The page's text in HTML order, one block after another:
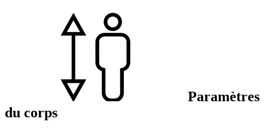
Paramètres
du corps